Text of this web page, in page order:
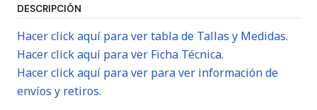
DESCRIPCIÓN
Hacer click aquí para ver tabla de Tallas y Medidas.
Hacer click aquí para ver Ficha Técnica.
Hacer click aquí para ver para ver información de
envíos y retiros.